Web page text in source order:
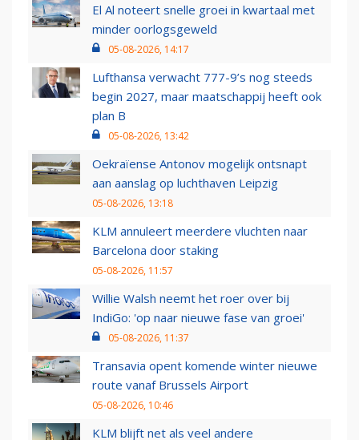
El Al noteert snelle groei in kwartaal met
minder oorlogsgeweld
05-08-2026, 14:17
Lufthansa verwacht 777-9’s nog steeds
begin 2027, maar maatschappij heeft ook
plan B
05-08-2026, 13:42
Oekraïense Antonov mogelijk ontsnapt
aan aanslag op luchthaven Leipzig
05-08-2026, 13:18
KLM annuleert meerdere vluchten naar
Barcelona door staking
05-08-2026, 11:57
Willie Walsh neemt het roer over bij
IndiGo: 'op naar nieuwe fase van groei'
05-08-2026, 11:37
Transavia opent komende winter nieuwe
route vanaf Brussels Airport
05-08-2026, 10:46
KLM blijft net als veel andere